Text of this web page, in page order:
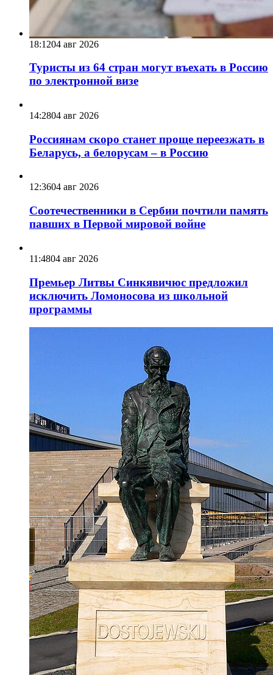
18:1204 авг 2026
Туристы из 64 стран могут въехать в Россию
по электронной визе
14:2804 авг 2026
Россиянам скоро станет проще переезжать в
Беларусь, а белорусам – в Россию
12:3604 авг 2026
Соотечественники в Сербии почтили память
павших в Первой мировой войне
11:4804 авг 2026
Премьер Литвы Синкявичюс предложил
исключить Ломоносова из школьной
программы